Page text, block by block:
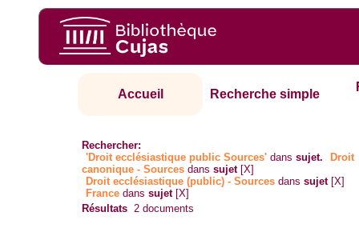
Accueil Recherche simple
Rechercher:
'Droit ecclésiastique public Sources' danssujet.
Droit
canonique - Sources danssujet [X]
Droit ecclésiastique (public) - Sources danssujet [X]
France danssujet [X]
Résultats 2 documents